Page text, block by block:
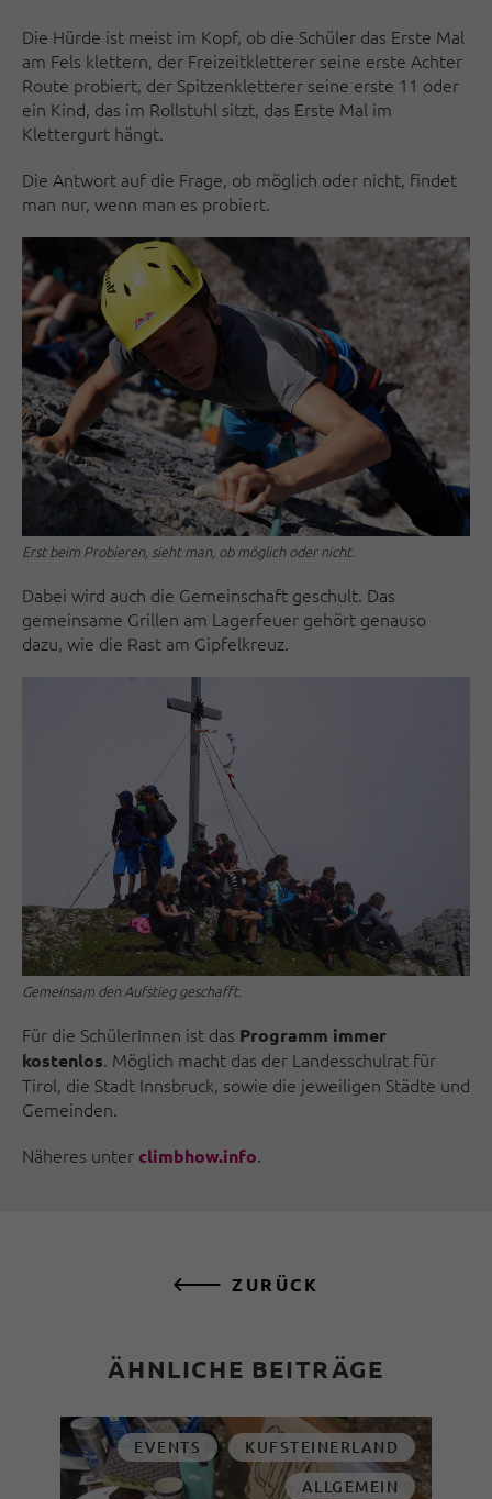
Die Hürde ist meist im Kopf, ob die Schüler das Erste Mal
am Fels klettern, der Freizeitkletterer seine erste Achter
Route probiert, der Spitzenkletterer seine erste 11 oder
ein Kind, das im Rollstuhl sitzt, das Erste Mal im
Klettergurt hängt.
Die Antwort auf die Frage, ob möglich oder nicht, findet
man nur, wenn man es probiert.
Erst beim Probieren, sieht man, ob möglich oder nicht.
Dabei wird auch die Gemeinschaft geschult. Das
gemeinsame Grillen am Lagerfeuer gehört genauso
dazu, wie die Rast am Gipfelkreuz.
Gemeinsam den Aufstieg geschafft.
Für die SchülerInnen ist das Programm immer
kostenlos. Möglich macht das der Landesschulrat für
Tirol, die Stadt Innsbruck, sowie die jeweiligen Städte und
Gemeinden.
Näheres unter climbhow.info.
ZURÜCK
ÄHNLICHE BEITRÄGE
EVENTS
KUFSTEINERLAND
ALLGEMEIN